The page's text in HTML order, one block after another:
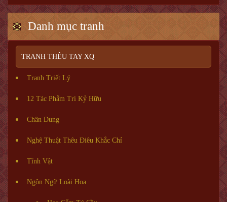
Danh mục tranh
TRANH THÊU TAY XQ
Tranh Triết Lý
12 Tác Phẩm Tri Kỷ Hữu
Chân Dung
Nghệ Thuật Thêu Điêu Khắc Chỉ
Tĩnh Vật
Ngôn Ngữ Loài Hoa